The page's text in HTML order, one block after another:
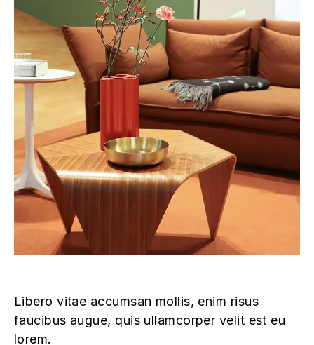
Libero vitae accumsan mollis, enim risus
faucibus augue, quis ullamcorper velit est eu
lorem.